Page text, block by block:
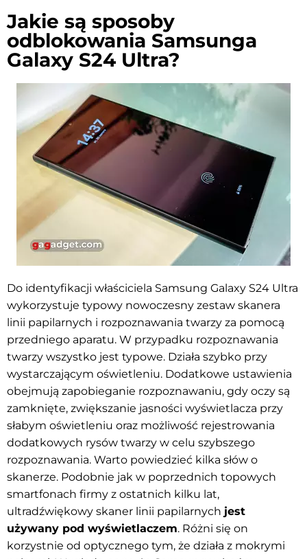
Jakie są sposoby
odblokowania Samsunga
Galaxy S24 Ultra?
Do identyfikacji właściciela Samsung Galaxy S24 Ultra
wykorzystuje typowy nowoczesny zestaw skanera
linii papilarnych i rozpoznawania twarzy za pomocą
przedniego aparatu. W przypadku rozpoznawania
twarzy wszystko jest typowe. Działa szybko przy
wystarczającym oświetleniu. Dodatkowe ustawienia
obejmują zapobieganie rozpoznawaniu, gdy oczy są
zamknięte, zwiększanie jasności wyświetlacza przy
słabym oświetleniu oraz możliwość rejestrowania
dodatkowych rysów twarzy w celu szybszego
rozpoznawania. Warto powiedzieć kilka słów o
skanerze. Podobnie jak w poprzednich topowych
smartfonach firmy z ostatnich kilku lat,
ultradźwiękowy skaner linii papilarnych jest
używany pod wyświetlaczem. Różni się on
korzystnie od optycznego tym, że działa z mokrymi